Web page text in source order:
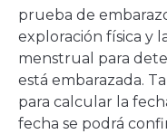
prueba de
exploración física y
menstrual para
está embarazada.
para calcular la
fecha se podrá